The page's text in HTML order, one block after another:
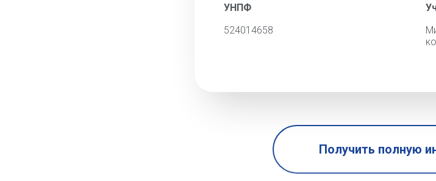
УНПФ
524014658
Получить полную